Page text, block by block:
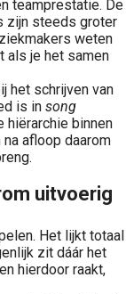
teamprestatie. De
zijn steeds groter
weten
als je het samen
het schrijven van
is in song
hiërarchie binnen
na afloop daarom
uitvoerig
Het lijkt totaal
zit dáár het
hierdoor raakt,